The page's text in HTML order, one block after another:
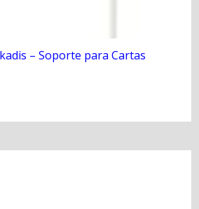
– Soporte para Cartas